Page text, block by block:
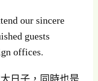
our sincere
guests
offices.